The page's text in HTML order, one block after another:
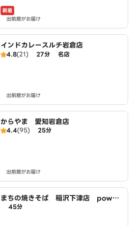
新着
出前館がお届け
インドカレースルチ岩倉店
4.8(21) 27分 名店
出前館がお届け
からやま 愛知岩倉店
4.4(95) 25分
出前館がお届け
まちの焼きそば 稲沢下津店 power
ed by LAWSON
45分